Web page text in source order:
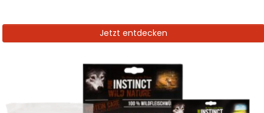
Jetzt entdecken